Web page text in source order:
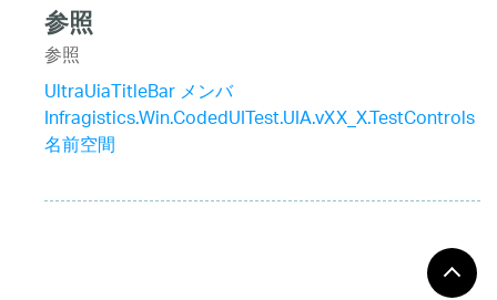
参照
参照
UltraUiaTitleBar メンバ
Infragistics.Win.CodedUITest.UIA.vXX_X.TestControls
名前空間